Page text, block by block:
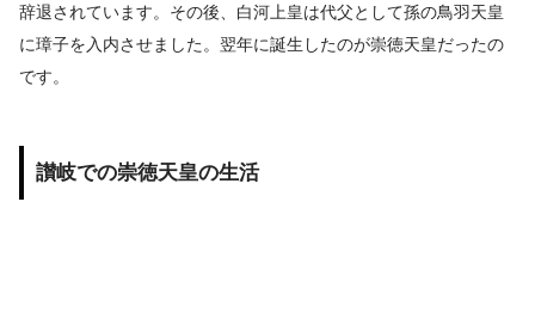
辞退されています。その後、白河上皇は代父として孫の鳥羽天皇
に璋子を入内させました。翌年に誕生したのが崇徳天皇だったの
です。
讃岐での崇徳天皇の生活